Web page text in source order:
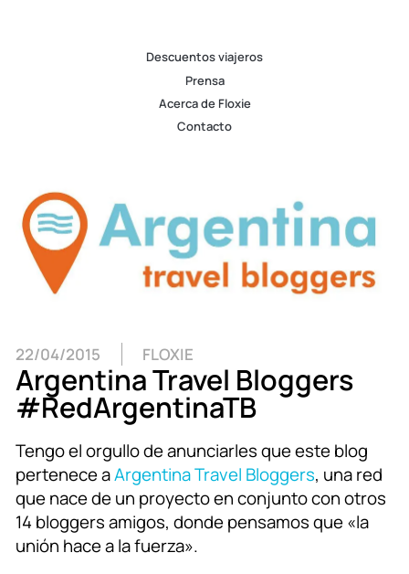
Descuentos viajeros
Prensa
Acerca de Floxie
Contacto
22/04/2015 FLOXIE
Argentina Travel Bloggers
#RedArgentinaTB
Tengo el orgullo de anunciarles que este blog
pertenece aArgentina Travel Bloggers, una red
que nace de un proyecto en conjunto con otros
14 bloggers amigos, donde pensamos que «la
unión hace a la fuerza».